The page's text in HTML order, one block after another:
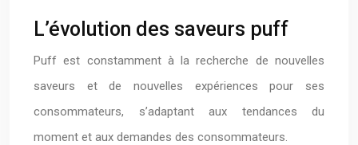
L’évolution des saveurs puff
Puff est constamment à la recherche de nouvelles
saveurs et de nouvelles expériences pour ses
consommateurs, s’adaptant aux tendances du
moment et aux demandes des consommateurs.